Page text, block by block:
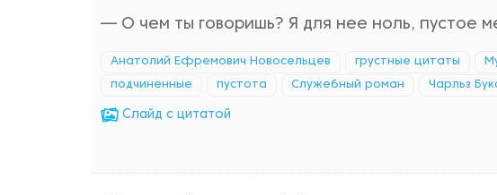
— О чем ты говоришь? Я для нее ноль, пустое
Анатолий Ефремович Новосельцев грустные цитаты
подчиненные пустота Служебный роман Чарльз
Cлайд с цитатой